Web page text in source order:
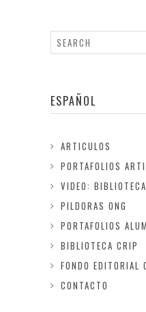
ESPAÑOL
ARTICULOS
PORTAFOLIOS
VIDEO: BIBLIOTECA
PILDORAS ONG
PORTAFOLIOS
BIBLIOTECA CRIP
FONDO EDITORIAL
CONTACTO